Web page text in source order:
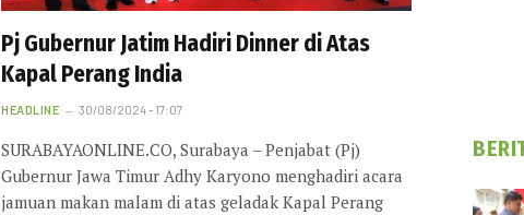
Pj Gubernur Jatim Hadiri Dinner di Atas
Kapal Perang India
HEADLINE 30/08/2024 - 17:07
SURABAYAONLINE.CO, Surabaya – Penjabat (Pj)
Gubernur Jawa Timur Adhy Karyono menghadiri acara
jamuan makan malam di atas geladak Kapal Perang